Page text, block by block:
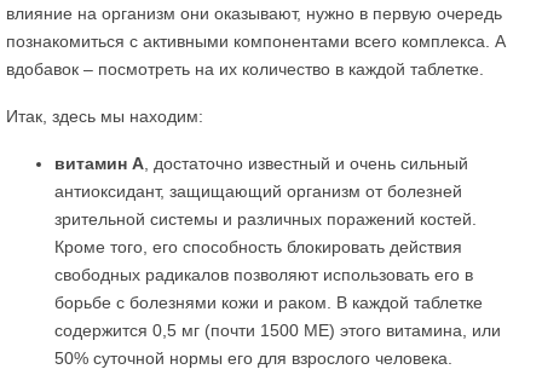
влияние на организм они оказывают, нужно в первую очередь
познакомиться с активными компонентами всего комплекса. А
вдобавок – посмотреть на их количество в каждой таблетке.
Итак, здесь мы находим:
витамин А , достаточно известный и очень сильный
антиоксидант, защищающий организм от болезней
зрительной системы и различных поражений костей.
Кроме того, его способность блокировать действия
свободных радикалов позволяют использовать его в
борьбе с болезнями кожи и раком. В каждой таблетке
содержится 0,5 мг (почти 1500 МЕ) этого витамина, или
50% суточной нормы его для взрослого человека.